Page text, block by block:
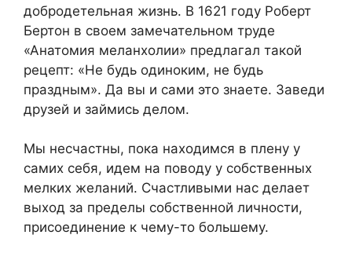
добродетельная жизнь. В 1621 году Роберт
Бертон в своем замечательном труде
«Анатомия меланхолии» предлагал такой
рецепт: «Не будь одиноким, не будь
праздным». Да вы и сами это знаете. Заведи
друзей и займись делом.
Мы несчастны, пока находимся в плену у
самих себя, идем на поводу у собственных
мелких желаний. Счастливыми нас делает
выход за пределы собственной личности,
присоединение к чему-то большему.